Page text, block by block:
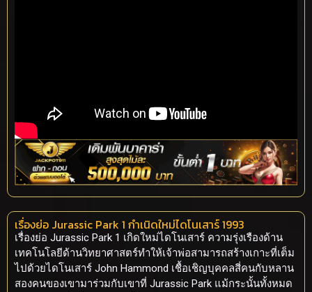
เรื่องย่อ Jurassic Park 1 กำเนิดใหม่ไดโนเสาร์ 1993
เรื่องย่อ Jurassic Park 1 เกิดใหม่ไดโนเสาร์ ความรุ่งเรืองด้าน
เทคโนโลยีด้านวิทยาศาสตร์ทำให้เจ้าพ่อสามารถสร้างเกาะที่เต็ม
ไปด้วยไดโนเสาร์ John Hammond เชื้อเชิญบุคคลสี่คนกับหลาน
สองคนของเขามาร่วมกับเขาที่ Jurassic Park แม้กระนั้นทั้งหมด